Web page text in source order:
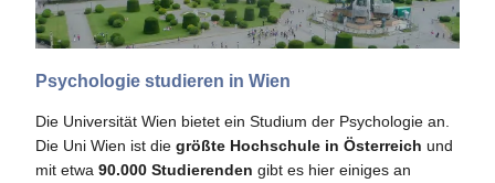
Psychologie studieren in Wien
Die Universität Wien bietet ein Studium der Psychologie an.
Die Uni Wien ist die größte Hochschule in Österreich und
mit etwa 90.000 Studierenden gibt es hier einiges an